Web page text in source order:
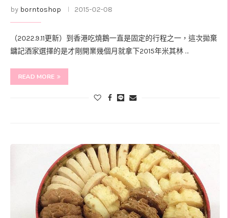
by borntoshop 2015-02-08
（2022.9.11更新）到香港吃燒鵝一直是固定的行程之一，這次拋棄
鏞記酒家選擇的是才剛開業幾個月就拿下2015年米其林 …
READ MORE